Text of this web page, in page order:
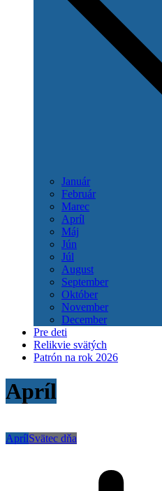
Január
Február
Marec
Apríl
Máj
Jún
Júl
August
September
Október
November
December
Pre deti
Relikvie svätých
Patrón na rok 2026
Apríl
AprílSvätec dňa